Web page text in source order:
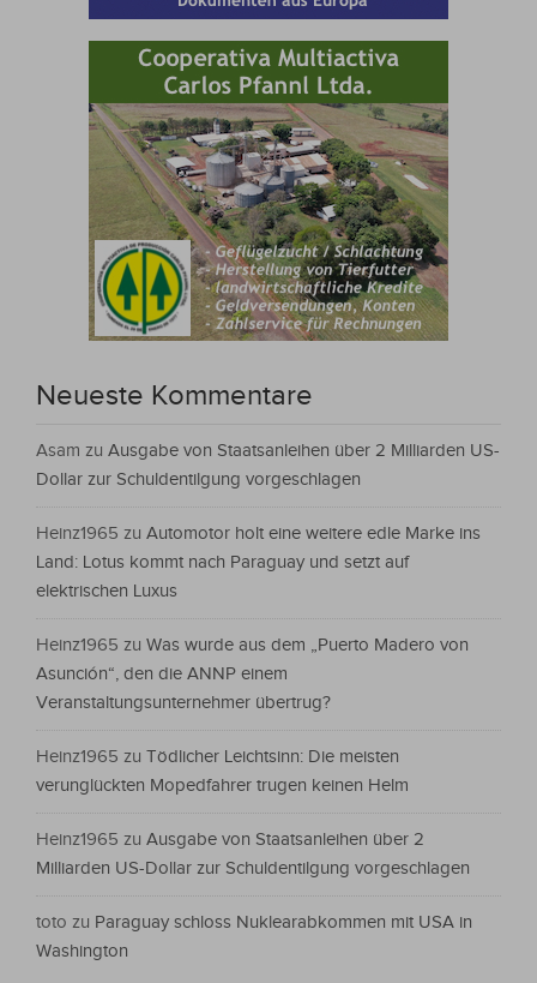
Neueste Kommentare
Asam zu Ausgabe von Staatsanleihen über 2 Milliarden US-
Dollar zur Schuldentilgung vorgeschlagen
Heinz1965 zu Automotor holt eine weitere edle Marke ins
Land: Lotus kommt nach Paraguay und setzt auf
elektrischen Luxus
Heinz1965 zu Was wurde aus dem „Puerto Madero von
Asunción“, den die ANNP einem
Veranstaltungsunternehmer übertrug?
Heinz1965 zu Tödlicher Leichtsinn: Die meisten
verunglückten Mopedfahrer trugen keinen Helm
Heinz1965 zu Ausgabe von Staatsanleihen über 2
Milliarden US-Dollar zur Schuldentilgung vorgeschlagen
toto zu Paraguay schloss Nuklearabkommen mit USA in
Washington